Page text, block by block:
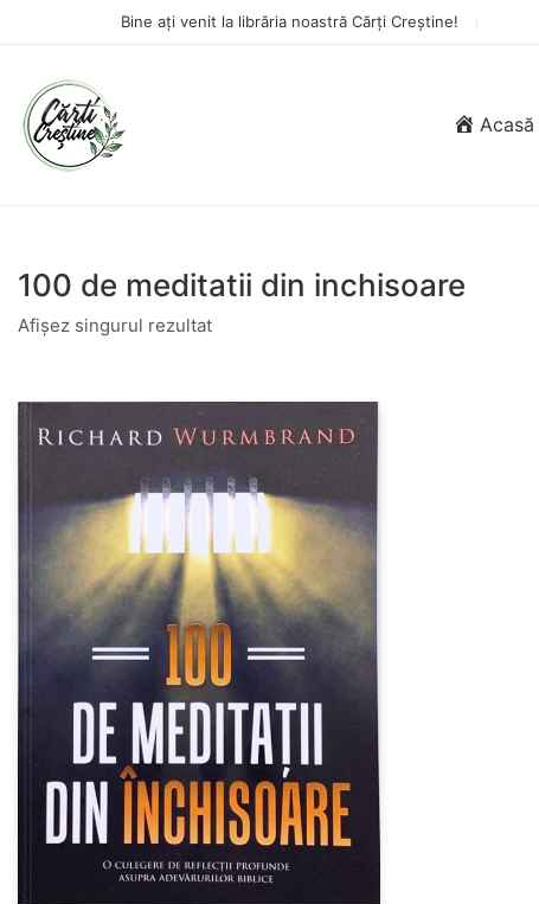
Bine ați venit la librăria noastră Cărți Creștine!
Acasă
100 de meditatii din inchisoare
Afișez singurul rezultat